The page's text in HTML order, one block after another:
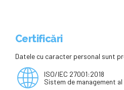
Certificări
Datele cu caracter personal sunt
ISO/IEC 27001:2018
Sistem de management